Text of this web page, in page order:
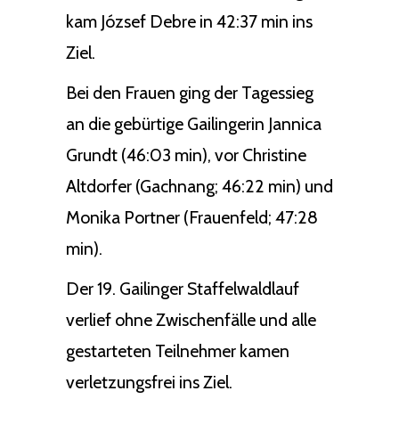
kam József Debre in 42:37 min ins
Ziel.
Bei den Frauen ging der Tagessieg
an die gebürtige Gailingerin Jannica
Grundt (46:03 min), vor Christine
Altdorfer (Gachnang; 46:22 min) und
Monika Portner (Frauenfeld; 47:28
min).
Der 19. Gailinger Staffelwaldlauf
verlief ohne Zwischenfälle und alle
gestarteten Teilnehmer kamen
verletzungsfrei ins Ziel.